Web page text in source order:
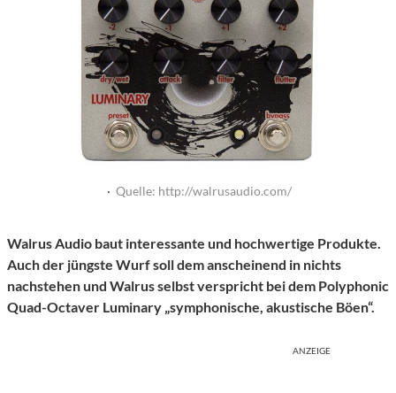
· Quelle: http://walrusaudio.com/
Walrus Audio baut interessante und hochwertige Produkte.
Auch der jüngste Wurf soll dem anscheinend in nichts
nachstehen und Walrus selbst verspricht bei dem Polyphonic
Quad-Octaver Luminary „symphonische, akustische Böen“.
ANZEIGE